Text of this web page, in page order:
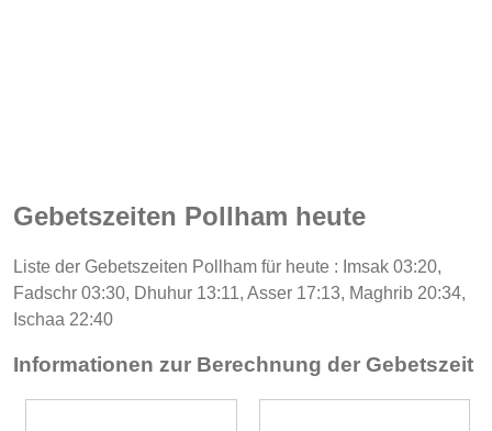
Gebetszeiten Pollham heute
Liste der Gebetszeiten Pollham für heute : Imsak 03:20,
Fadschr 03:30, Dhuhur 13:11, Asser 17:13, Maghrib 20:34,
Ischaa 22:40
Informationen zur Berechnung der Gebetszeit